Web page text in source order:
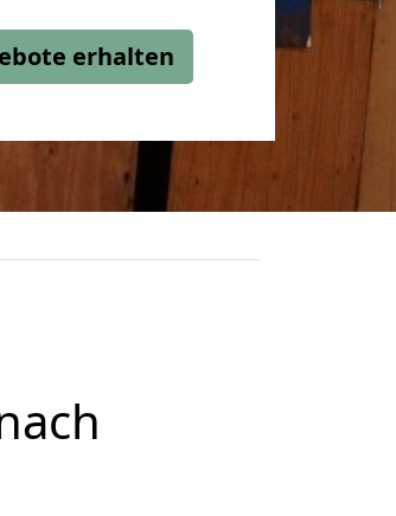
erhalten